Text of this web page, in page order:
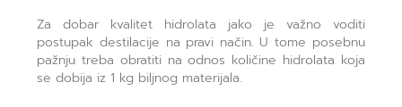
Za dobar kvalitet hidrolata jako je važno voditi
postupak destilacije na pravi način. U tome posebnu
pažnju treba obratiti na odnos količine hidrolata koja
se dobija iz 1 kg biljnog materijala.